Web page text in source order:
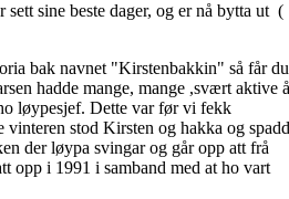
sine beste dager, og er nå bytta ut (
bak navnet "Kirstenbakkin" så får du
hadde mange, mange ,svært aktive
løypesjef. Dette var før vi fekk
vinteren stod Kirsten og hakka og
der løypa svingar og går opp att frå
opp i 1991 i samband med at ho vart